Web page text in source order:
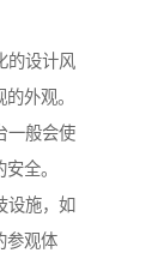
的设计风
外观。
一般会使
全。
设施，如
参观体